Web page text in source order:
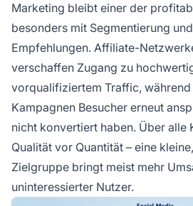
Marketing bleibt einer der
besonders mit Segmentierung
Empfehlungen. Affiliate-
verschaffen Zugang zu
vorqualifiziertem Traffic,
Kampagnen Besucher erneut
nicht konvertiert haben. Über alle
Qualität vor Quantität – eine
Zielgruppe bringt meist mehr
uninteressierter Nutzer.